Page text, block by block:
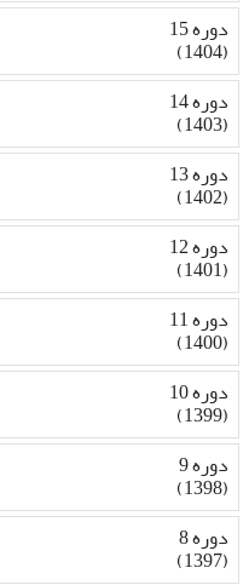
دوره 15
(1404)
دوره 14
(1403)
دوره 13
(1402)
دوره 12
(1401)
دوره 11
(1400)
دوره 10
(1399)
دوره 9
(1398)
دوره 8
(1397)